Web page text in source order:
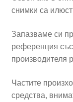
снимки са
Запазваме си
референция
производителя
Частите
средства,